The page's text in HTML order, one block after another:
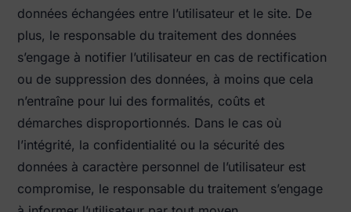
données échangées entre l’utilisateur et le site. De
plus, le responsable du traitement des données
s’engage à notifier l’utilisateur en cas de rectification
ou de suppression des données, à moins que cela
n’entraîne pour lui des formalités, coûts et
démarches disproportionnés. Dans le cas où
l’intégrité, la confidentialité ou la sécurité des
données à caractère personnel de l’utilisateur est
compromise, le responsable du traitement s’engage